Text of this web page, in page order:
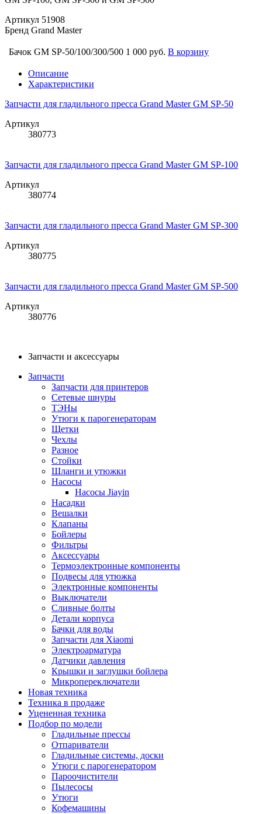
Артикул 51908
Бренд Grand Master
Бачок GM SP-50/100/300/500 1 000 руб. В корзину
Описание
Характеристики
Запчасти для гладильного пресса Grand Master GM SP-50
Артикул
380773
Запчасти для гладильного пресса Grand Master GM SP-100
Артикул
380774
Запчасти для гладильного пресса Grand Master GM SP-300
Артикул
380775
Запчасти для гладильного пресса Grand Master GM SP-500
Артикул
380776
Запчасти и аксессуары
Запчасти
Запчасти для принтеров
Сетевые шнуры
ТЭНы
Утюги к парогенераторам
Щетки
Чехлы
Разное
Стойки
Шланги и утюжки
Насосы
Насосы Jiayin
Насадки
Вешалки
Клапаны
Бойлеры
Фильтры
Аксессуары
Термоэлектронные компоненты
Подвесы для утюжка
Электронные компоненты
Выключатели
Сливные болты
Детали корпуса
Бачки для воды
Запчасти для Xiaomi
Электроарматура
Датчики давления
Крышки и заглушки бойлера
Микропереключатели
Новая техника
Техника в продаже
Уцененная техника
Подбор по модели
Гладильные прессы
Отпариватели
Гладильные системы, доски
Утюги с парогенератором
Пароочистители
Пылесосы
Утюги
Кофемашины